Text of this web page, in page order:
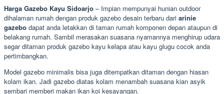
Harga Gazebo Kayu Sidoarjo – Impian mempunyai hunian outdoor
dihalaman rumah dengan produk gazebo desain terbaru dari arinie
gazebo dapat anda letakkan di taman rumah komponen depan ataupun di
belakang rumah. Sambil merasakan suasana nyamannya menghirup udara
segar ditaman produk gazebo kayu kelapa atau kayu glugu cocok anda
pertimbangkan.
Model gazebo minimalis bisa juga ditempatkan ditaman dengan hiasan
kolam ikan. Jadi gazebo diatas kolam menambah suasana kian asyik
sembari memberi makan ikan koi kesayangan.